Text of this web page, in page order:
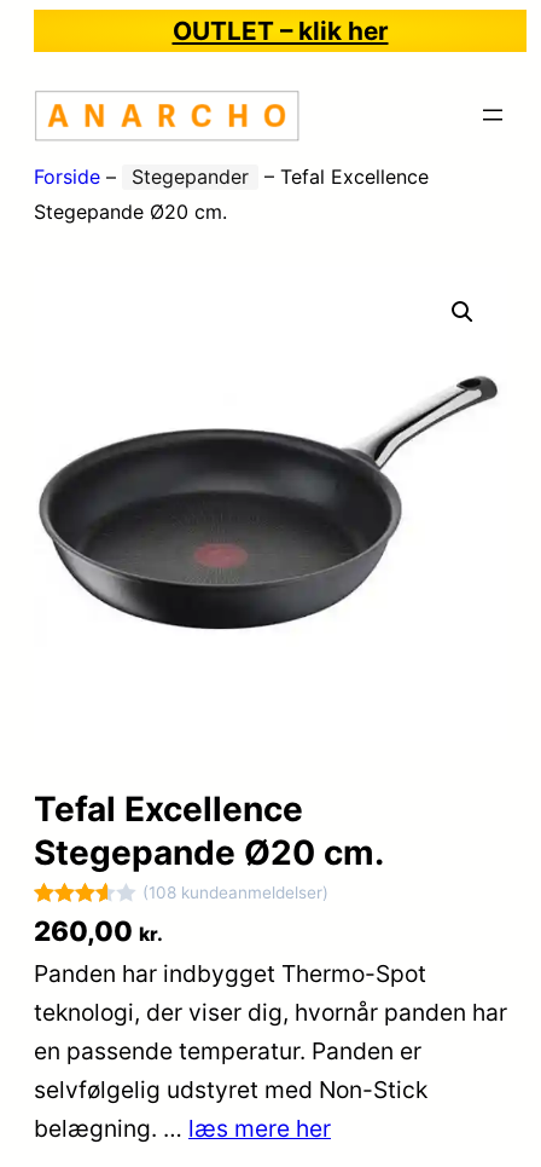
OUTLET – klik her
Forside – Stegepander – Tefal Excellence
Stegepande Ø20 cm.
Tefal Excellence
Stegepande Ø20 cm.
Bedømt
3.6ud
af 5
108
kundebe
dømmel
(108 kundeanmeldelser)
260,00 kr.
Panden har indbygget Thermo-Spot
teknologi, der viser dig, hvornår panden har
en passende temperatur. Panden er
selvfølgelig udstyret med Non-Stick
belægning. … læs mere her